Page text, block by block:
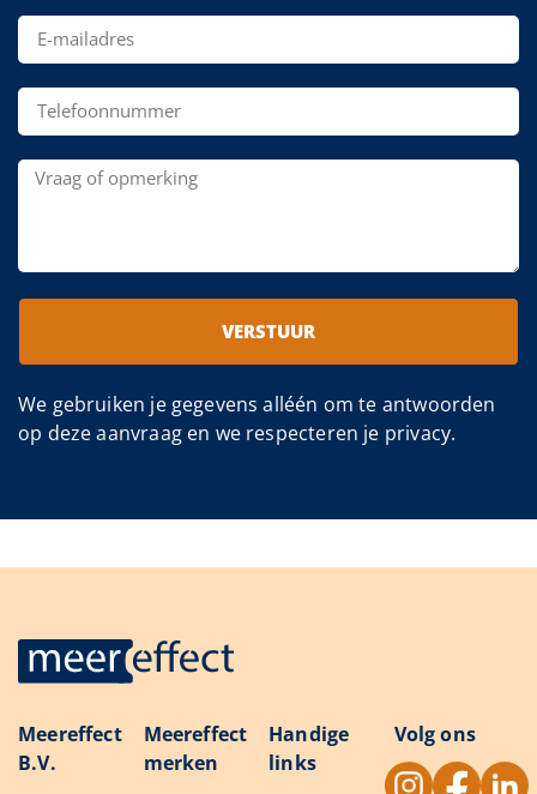
VERSTUUR
We gebruiken je gegevens alléén om te antwoorden
op deze aanvraag en we respecteren je privacy.
Meereffect
B.V.
Meereffect
merken
Handige
links
Volg ons